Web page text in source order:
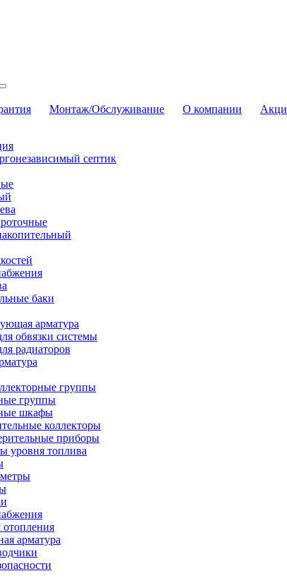
Монтаж/Обслуживание О компании
септик
баки
арматура
обвязки системы
радиаторов
группы
группы
шкафы
коллекторы
приборы
уровня топлива
отопления
арматура